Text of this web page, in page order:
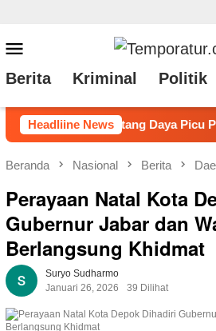
ke
konten
Mobile
Berita Kriminal Politik
Headliine News
Kades Mengaku Tidak Tahu?
Beranda Nasional Berita
Perayaan Natal Kota
Gubernur Jabar dan
Berlangsung Khidmat
Suryo Sudharmo
Januari 26, 2026
39 Dilihat